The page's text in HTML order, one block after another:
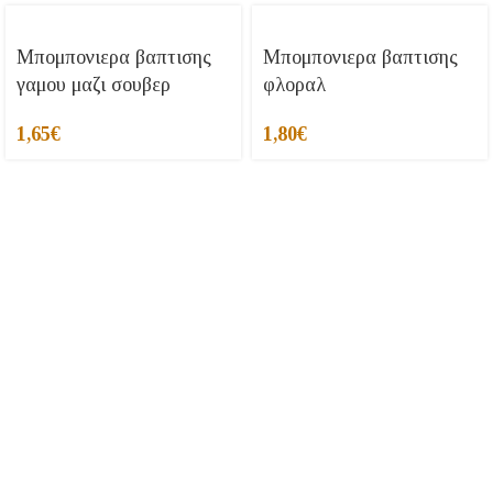
Μπομπονιερα βαπτισης
γαμου μαζι σουβερ
1,65€
Μπομπονιερα βαπτισης
φλοραλ
1,80€